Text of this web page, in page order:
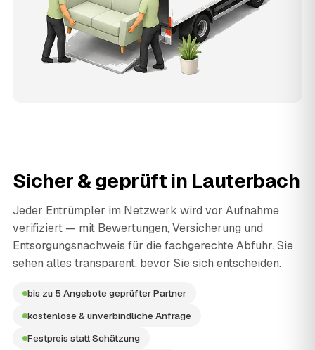
Sicher & geprüft in Lauterbach
Jeder Entrümpler im Netzwerk wird vor Aufnahme
verifiziert — mit Bewertungen, Versicherung und
Entsorgungsnachweis für die fachgerechte Abfuhr. Sie
sehen alles transparent, bevor Sie sich entscheiden.
bis zu 5 Angebote geprüfter Partner
kostenlose & unverbindliche Anfrage
Festpreis statt Schätzung